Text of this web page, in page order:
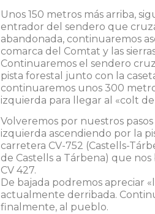
Unos 150 metros más arriba,
entrador del sendero que
abandonada, continuaremos
comarca del Comtat y las
Continuaremos el sendero
pista forestal junto con la
continuaremos unos 300
izquierda para llegar al «colt
Volveremos por nuestros
izquierda ascendiendo por la
carretera CV-752 (Castells-
de Castells a Tárbena) que
CV 427.
De bajada podremos apreciar
actualmente derribada.
finalmente, al pueblo.